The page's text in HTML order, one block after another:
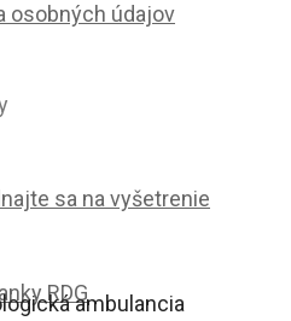
osobných údajov
sa na vyšetrenie
RDGambulancia